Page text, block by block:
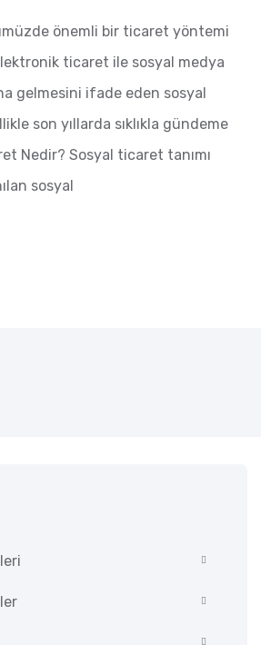
önemli bir ticaret yöntemi
ticaret ile sosyal medya
gelmesini ifade eden sosyal
son yıllarda sıklıkla gündeme
Nedir? Sosyal ticaret tanımı
sosyal